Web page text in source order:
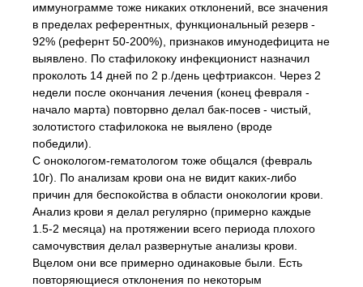
иммунограмме тоже никаких отклонений, все значения
в пределах референтных, функциональный резерв -
92% (рефернт 50-200%), признаков имунодефицита не
выявлено. По стафилококу инфекционист назначил
проколоть 14 дней по 2 р./день цефтриаксон. Через 2
недели после окончания лечения (конец февраля -
начало марта) повторвно делал бак-посев - чистый,
золотистого стафилокока не выялено (вроде
победили).
С онокологом-гематологом тоже общался (февраль
10г). По анализам крови она не видит каких-либо
причин для беспокойства в области онокологии крови.
Анализ крови я делал регулярно (примерно каждые
1.5-2 месяца) на протяжении всего периода плохого
самочувствия делал развернутые анализы крови.
Вцелом они все примерно одинаковые были. Есть
повторяющиеся отклонения по некоторым